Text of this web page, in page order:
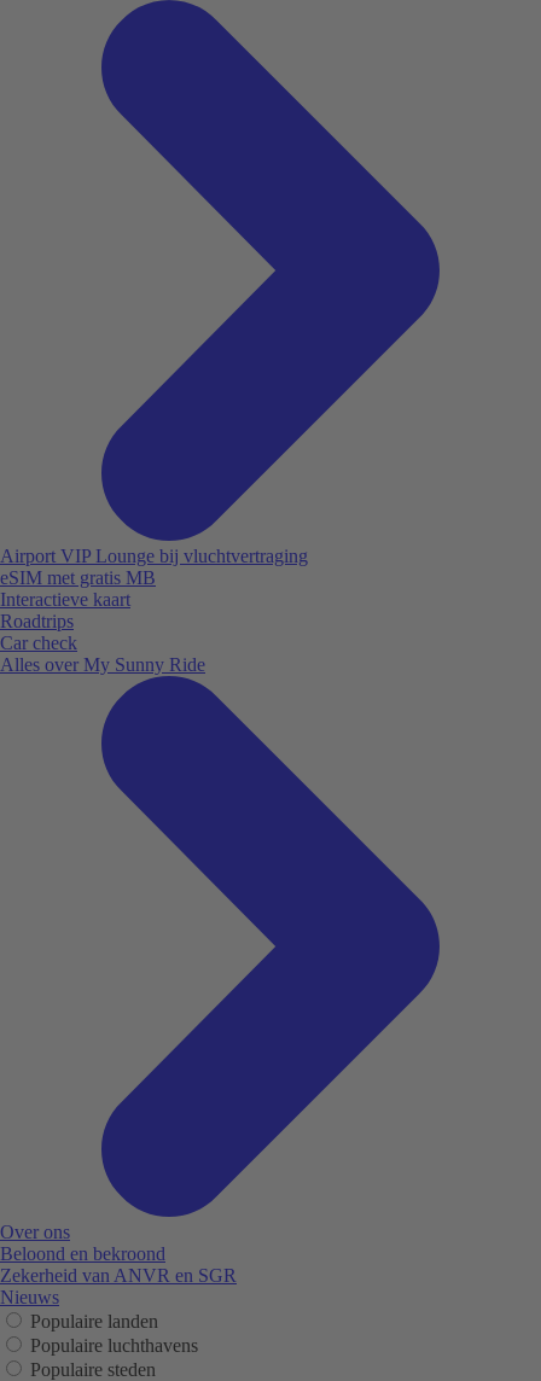
Airport VIP Lounge bij vluchtvertraging
eSIM met gratis MB
Interactieve kaart
Roadtrips
Car check
Alles over My Sunny Ride
Over ons
Beloond en bekroond
Zekerheid van ANVR en SGR
Nieuws
Populaire landen
Populaire luchthavens
Populaire steden